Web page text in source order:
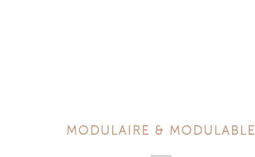
MODULAIRE & MODULABLE